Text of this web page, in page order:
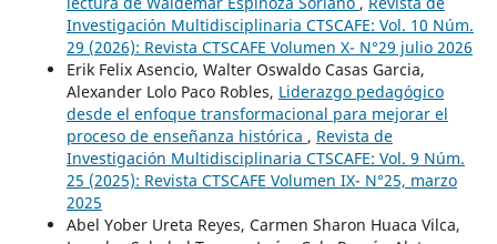
Investigación Multidisciplinaria CTSCAFE: Vol. 10 Núm.
29 (2026): Revista CTSCAFE Volumen X- N°29 julio 2026
Erik Felix Asencio, Walter Oswaldo Casas Garcia,
Alexander Lolo Paco Robles, Liderazgo pedagógico
desde el enfoque transformacional para mejorar el
proceso de enseñanza histórica , Revista de
Investigación Multidisciplinaria CTSCAFE: Vol. 9 Núm.
25 (2025): Revista CTSCAFE Volumen IX- N°25, marzo
2025
Abel Yober Ureta Reyes, Carmen Sharon Huaca Vilca,